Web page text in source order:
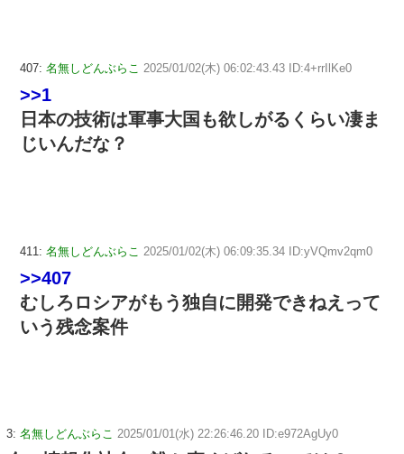
407: 名無しどんぶらこ 2025/01/02(木) 06:02:43.43 ID:4+rrIlKe0
>>1
日本の技術は軍事大国も欲しがるくらい凄ま
じいんだな？
411: 名無しどんぶらこ 2025/01/02(木) 06:09:35.34 ID:yVQmv2qm0
>>407
むしろロシアがもう独自に開発できねえって
いう残念案件
3: 名無しどんぶらこ 2025/01/01(水) 22:26:46.20 ID:e972AgUy0